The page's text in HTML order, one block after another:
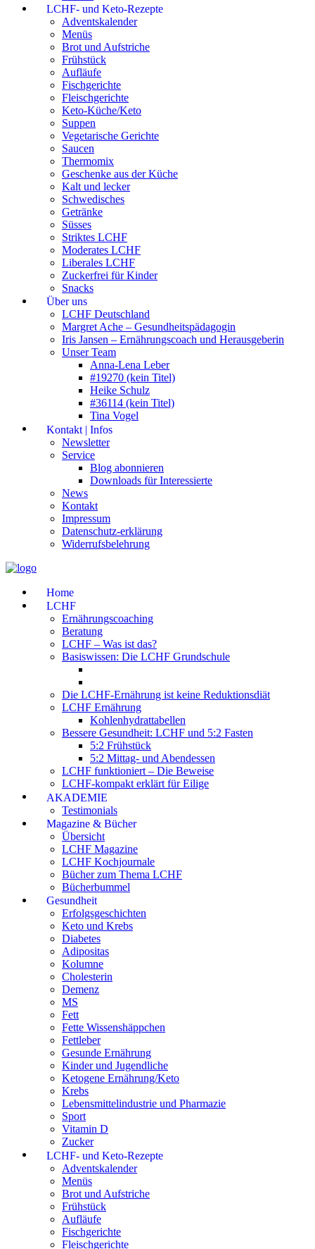
LCHF- und Keto-Rezepte
Adventskalender
Menüs
Brot und Aufstriche
Frühstück
Aufläufe
Fischgerichte
Fleischgerichte
Keto-Küche/Keto
Suppen
Vegetarische Gerichte
Saucen
Thermomix
Geschenke aus der Küche
Kalt und lecker
Schwedisches
Getränke
Süsses
Striktes LCHF
Moderates LCHF
Liberales LCHF
Zuckerfrei für Kinder
Snacks
Über uns
LCHF Deutschland
Margret Ache – Gesundheitspädagogin
Iris Jansen – Ernährungscoach und Herausgeberin
Unser Team
Anna-Lena Leber
#19270 (kein Titel)
Heike Schulz
#36114 (kein Titel)
Tina Vogel
Kontakt | Infos
Newsletter
Service
Blog abonnieren
Downloads für Interessierte
News
Kontakt
Impressum
Datenschutz-erklärung
Widerrufsbelehrung
Home
LCHF
Ernährungscoaching
Beratung
LCHF – Was ist das?
Basiswissen: Die LCHF Grundschule
Die LCHF-Ernährung ist keine Reduktionsdiät
LCHF Ernährung
Kohlenhydrattabellen
Bessere Gesundheit: LCHF und 5:2 Fasten
5:2 Frühstück
5:2 Mittag- und Abendessen
LCHF funktioniert – Die Beweise
LCHF-kompakt erklärt für Eilige
AKADEMIE
Testimonials
Magazine & Bücher
Übersicht
LCHF Magazine
LCHF Kochjournale
Bücher zum Thema LCHF
Bücherbummel
Gesundheit
Erfolgsgeschichten
Keto und Krebs
Diabetes
Adipositas
Kolumne
Cholesterin
Demenz
MS
Fett
Fette Wissenshäppchen
Fettleber
Gesunde Ernährung
Kinder und Jugendliche
Ketogene Ernährung/Keto
Krebs
Lebensmittelindustrie und Pharmazie
Sport
Vitamin D
Zucker
LCHF- und Keto-Rezepte
Adventskalender
Menüs
Brot und Aufstriche
Frühstück
Aufläufe
Fischgerichte
Fleischgerichte